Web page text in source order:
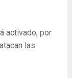
activado, por
las